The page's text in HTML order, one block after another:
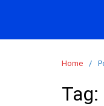
content
Home
Tag: